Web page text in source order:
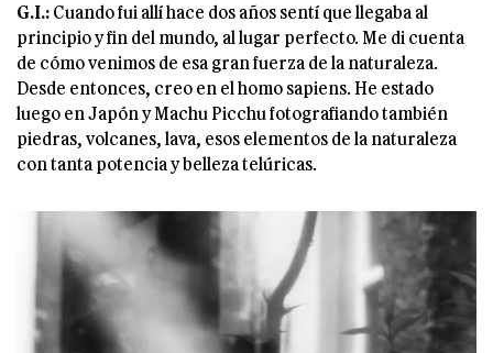
G.I.: Cuando fui allí hace dos años sentí que llegaba al
principio y fin del mundo, al lugar perfecto. Me di cuenta
de cómo venimos de esa gran fuerza de la naturaleza.
Desde entonces, creo en el homo sapiens. He estado
luego en Japón y Machu Picchu fotografiando también
piedras, volcanes, lava, esos elementos de la naturaleza
con tanta potencia y belleza telúricas.